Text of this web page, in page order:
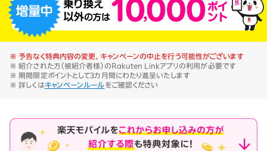
※ 予告なく特典内容の変更、キャンペーンの中止を行う可能性がございます
※ 紹介された方（被紹介者様）のRakuten Linkアプリの利用が必要です
※ 期間限定ポイントとして3カ月間にわたり進呈いたします
※ 詳しくはキャンペーンルールをご確認ください